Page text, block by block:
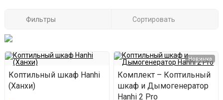
Фильтры Сортировать
Коптильный шкаф Hanhi
(Ханхи)
Новинка
Комплект – Коптильный
шкаф и Дымогенератор
Hanhi 2 Pro